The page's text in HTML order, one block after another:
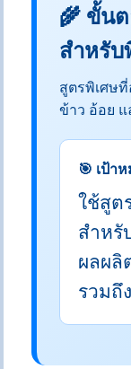
🌾 ขั้น
สำหรับ
สูตรพิเศษ
ข้าว อ้อย
🎯 เป้า
ใช้สูต
สำหรั
ผลผ
รวมถึ